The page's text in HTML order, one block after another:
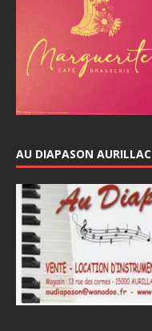
AU DIAPASON AURILLAC